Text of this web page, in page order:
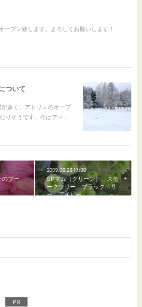
ープン致します。よろしくお願いします！
ついて
多く、アトリエのオープ
りそうです。今はアー…
のブー
2009.06.26 17:39
SPマム（グリーン）、スモ
ークツリー、ブラックベリ
ー、アイビー
PR